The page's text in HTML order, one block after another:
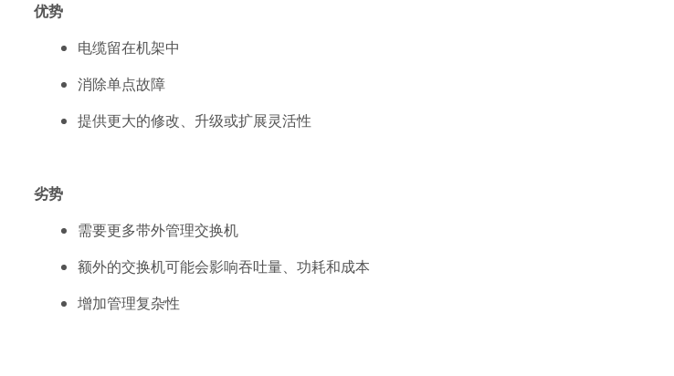
优势
电缆留在机架中
消除单点故障
提供更大的修改、升级或扩展灵活性
劣势
需要更多带外管理交换机
额外的交换机可能会影响吞吐量、功耗和成本
增加管理复杂性